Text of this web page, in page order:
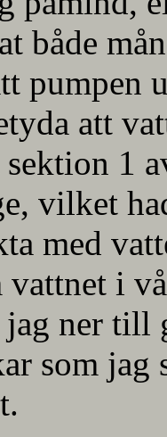
både
pumpen
att
sektion 1
vilket
med
vattnet i
jag ner till
som jag